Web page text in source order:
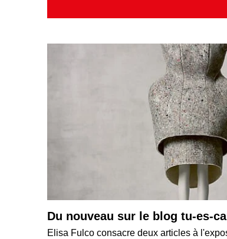
Du nouveau sur le blog tu-es-
Elisa Fulco consacre deux articles à